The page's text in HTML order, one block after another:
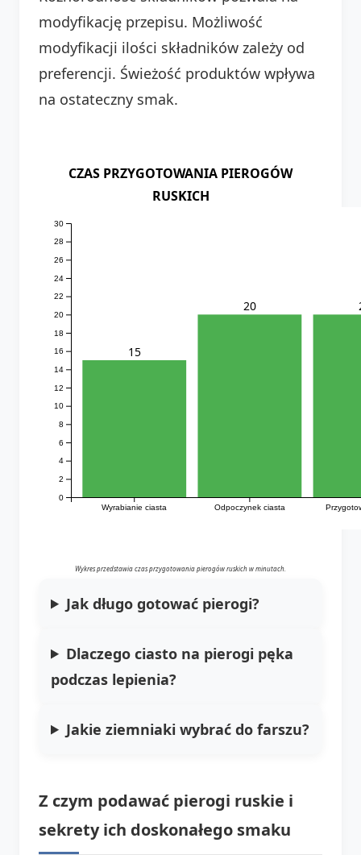
modyfikację przepisu. Możliwość
modyfikacji ilości składników zależy od
preferencji. Świeżość produktów wpływa
na ostateczny smak.
CZAS PRZYGOTOWANIA PIEROGÓW
RUSKICH
Wyrabianie ciasta Odpoczynek ciasta
0
2
4
6
8
10
12
14
16
18
20
22
24
26
28
30
15
20
Wykres przedstawia czas przygotowania pierogów ruskich w minutach.
Jak długo gotować pierogi?
Dlaczego ciasto na pierogi pęka
podczas lepienia?
Jakie ziemniaki wybrać do farszu?
Z czym podawać pierogi ruskie i
sekrety ich doskonałego smaku